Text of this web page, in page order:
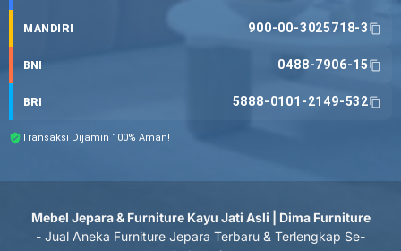
MANDIRI 900-00-3025718-3
BNI 0488-7906-15
BRI 5888-0101-2149-532
Transaksi Dijamin 100% Aman!
Mebel Jepara & Furniture Kayu Jati Asli | Dima Furniture
- Jual Aneka Furniture Jepara Terbaru & Terlengkap Se-